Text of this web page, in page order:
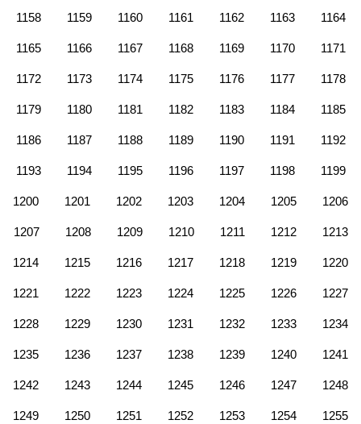
1158 1159 1160 1161 1162 1163 1164
1165 1166 1167 1168 1169 1170 1171
1172 1173 1174 1175 1176 1177 1178
1179 1180 1181 1182 1183 1184 1185
1186 1187 1188 1189 1190 1191 1192
1193 1194 1195 1196 1197 1198 1199
1200 1201 1202 1203 1204 1205 1206
1207 1208 1209 1210 1211 1212 1213
1214 1215 1216 1217 1218 1219 1220
1221 1222 1223 1224 1225 1226 1227
1228 1229 1230 1231 1232 1233 1234
1235 1236 1237 1238 1239 1240 1241
1242 1243 1244 1245 1246 1247 1248
1249 1250 1251 1252 1253 1254 1255